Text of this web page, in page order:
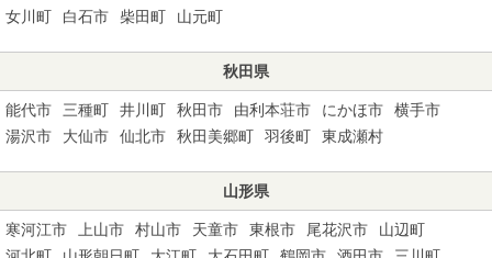
女川町
白石市 柴田町 山元町
秋田県
能代市 三種町 井川町 秋田市 由利本荘市 にかほ市
横手市
湯沢市
大仙市 仙北市 秋田美郷町 羽後町 東成瀬村
山形県
寒河江市 上山市 村山市 天童市 東根市 尾花沢市
山辺町